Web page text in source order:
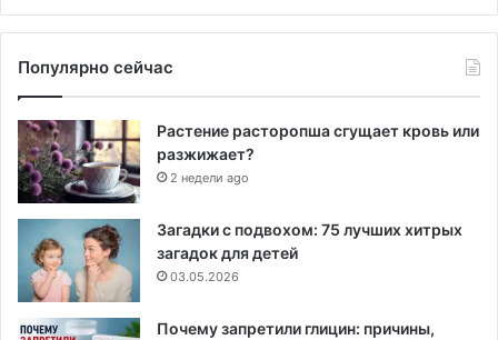
Популярно сейчас
Растение расторопша сгущает кровь или
разжижает?
2 недели ago
Загадки с подвохом: 75 лучших хитрых
загадок для детей
03.05.2026
Почему запретили глицин: причины,